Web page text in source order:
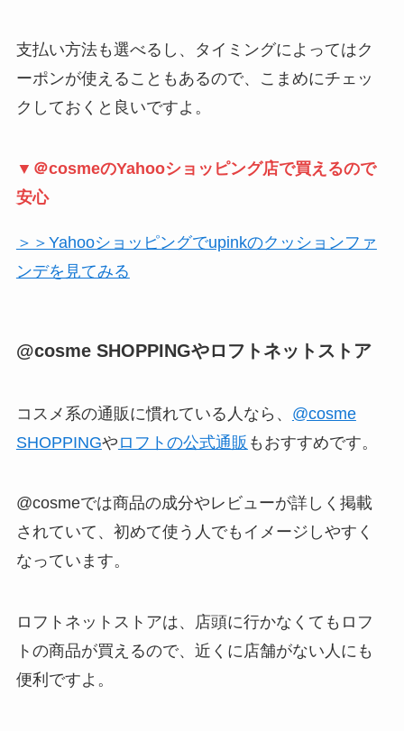
支払い方法も選べるし、タイミングによってはク
ーポンが使えることもあるので、こまめにチェッ
クしておくと良いですよ。
▼＠cosmeのYahooショッピング店で買えるので
安心
＞＞Yahooショッピングでupinkのクッションファ
ンデを見てみる
@cosme SHOPPINGやロフトネットストア
コスメ系の通販に慣れている人なら、 @cosme
SHOPPINGや ロフトの公式通販 もおすすめです。
@cosmeでは商品の成分やレビューが詳しく掲載
されていて、初めて使う人でもイメージしやすく
なっています。
ロフトネットストアは、店頭に行かなくてもロフ
トの商品が買えるので、近くに店舗がない人にも
便利ですよ。